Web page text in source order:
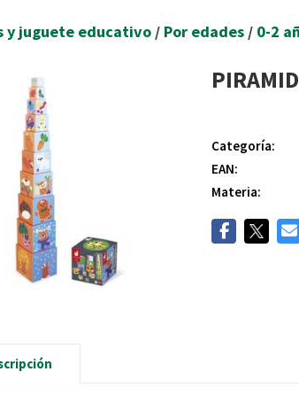
y juguete educativo / Por edades / 0-2
Categoría:
EAN:
Materia: